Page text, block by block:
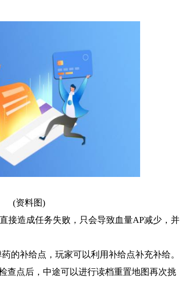
(资料图)
接造成任务失败，只会导致血量AP减少，并
的补给点，玩家可以利用补给点补充补给。
查点后，中途可以进行读档重置地图再次挑